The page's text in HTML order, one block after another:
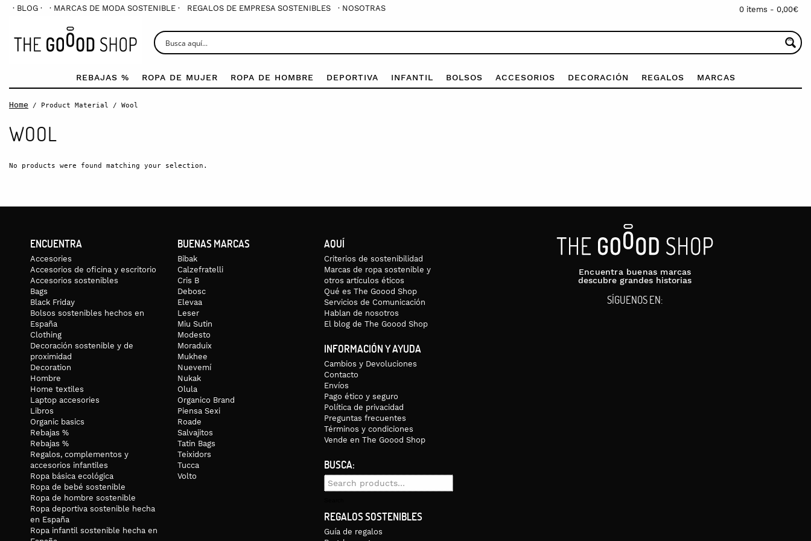
· BLOG · · MARCAS DE MODA SOSTENIBLE · REGALOS DE EMPRESA SOSTENIBLES · NOSOTRAS 0 items - 0,00€
REBAJAS % ROPA DE MUJER ROPA DE HOMBRE DEPORTIVA INFANTIL BOLSOS ACCESORIOS DECORACIÓN REGALOS MARCAS
Home / Product Material / Wool
WOOL
No products were found matching your selection.
ENCUENTRA
Accesories
Accesorios de oficina y escritorio
Accesorios sostenibles
Bags
Black Friday
Bolsos sostenibles hechos en
España
Clothing
Decoración sostenible y de
proximidad
Decoration
Hombre
Home textiles
Laptop accesories
Libros
Organic basics
Rebajas %
Rebajas %
Regalos, complementos y
accesorios infantiles
Ropa básica ecológica
Ropa de bebé sostenible
Ropa de hombre sostenible
Ropa deportiva sostenible hecha
en España
Ropa infantil sostenible hecha en
BUENAS MARCAS
Bibak
Calzefratelli
Cris B
Debosc
Elevaa
Leser
Miu Sutin
Modesto
Moraduix
Mukhee
Nuevemí
Nukak
Olula
Organico Brand
Piensa Sexi
Roade
Salvajitos
Tatin Bags
Teixidors
Tucca
Volto
AQUÍ
Criterios de sostenibilidad
Marcas de ropa sostenible y
otros artículos éticos
Qué es The Goood Shop
Servicios de Comunicación
Hablan de nosotros
El blog de The Goood Shop
INFORMACIÓN Y AYUDA
Cambios y Devoluciones
Contacto
Envíos
Pago ético y seguro
Política de privacidad
Preguntas frecuentes
Términos y condiciones
Vende en The Goood Shop
BUSCA:
Search
REGALOS SOSTENIBLES
Guía de regalos
Encuentra buenas marcas
descubre grandes historias
SÍGUENOS EN: